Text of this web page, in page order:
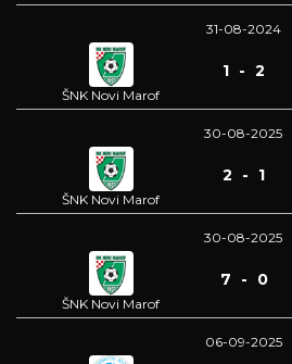
31-08-2024
ŠNK Novi Marof
1 - 2
30-08-2025
ŠNK Novi Marof
2 - 1
30-08-2025
ŠNK Novi Marof
7 - 0
06-09-2025